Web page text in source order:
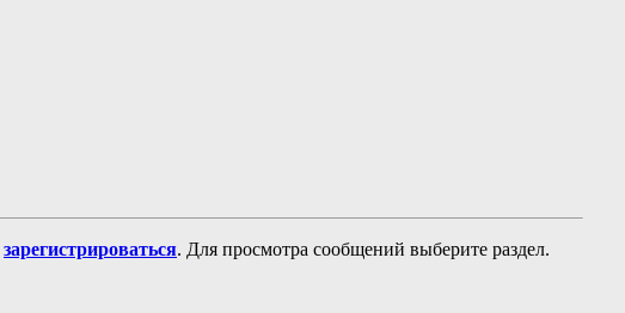
зарегистрироваться. Для просмотра сообщений выберите раздел.